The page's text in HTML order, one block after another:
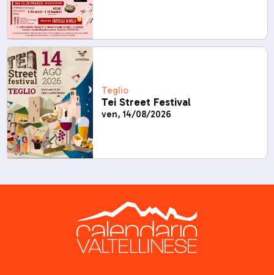
Teglio
Tei Street Festival
ven, 14/08/2026